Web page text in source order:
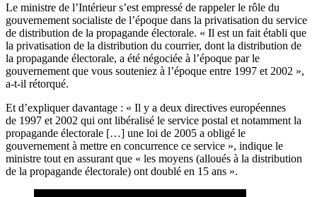
Le ministre de l’Intérieur s’est empressé de rappeler le rôle du
gouvernement socialiste de l’époque dans la privatisation du service
de distribution de la propagande électorale. « Il est un fait établi que
la privatisation de la distribution du courrier, dont la distribution de
la propagande électorale, a été négociée à l’époque par le
gouvernement que vous souteniez à l’époque entre 1997 et 2002 »,
a-t-il rétorqué.
Et d’expliquer davantage : « Il y a deux directives européennes
de 1997 et 2002 qui ont libéralisé le service postal et notamment la
propagande électorale […] une loi de 2005 a obligé le
gouvernement à mettre en concurrence ce service », indique le
ministre tout en assurant que « les moyens (alloués à la distribution
de la propagande électorale) ont doublé en 15 ans ».